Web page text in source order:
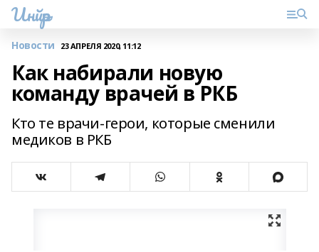
Инйәр
Новости 23 АПРЕЛЯ 2020, 11:12
Как набирали новую
команду врачей в РКБ
Кто те врачи-герои, которые сменили
медиков в РКБ